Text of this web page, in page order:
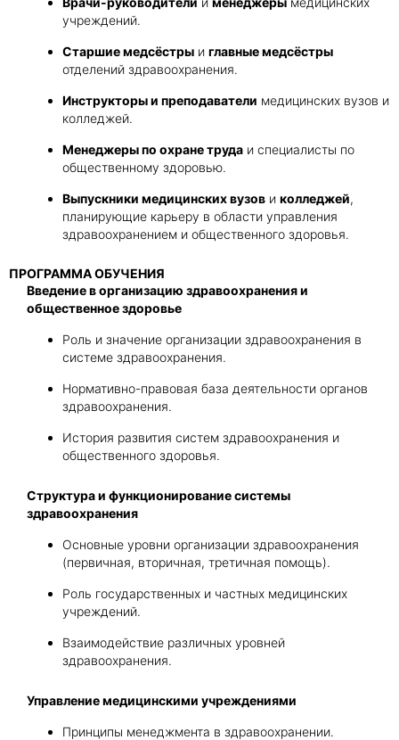
учреждений.
Старшие медсёстры и главные медсёстры
отделений здравоохранения.
Инструкторы и преподаватели медицинских вузов и
колледжей.
Менеджеры по охране труда и специалисты по
общественному здоровью.
Выпускники медицинских вузов и колледжей,
планирующие карьеру в области управления
здравоохранением и общественного здоровья.
ПРОГРАММА ОБУЧЕНИЯ
Введение в организацию здравоохранения и
общественное здоровье
Роль и значение организации здравоохранения в
системе здравоохранения.
Нормативно-правовая база деятельности органов
здравоохранения.
История развития систем здравоохранения и
общественного здоровья.
Структура и функционирование системы
здравоохранения
Основные уровни организации здравоохранения
(первичная, вторичная, третичная помощь).
Роль государственных и частных медицинских
учреждений.
Взаимодействие различных уровней
здравоохранения.
Управление медицинскими учреждениями
Принципы менеджмента в здравоохранении.